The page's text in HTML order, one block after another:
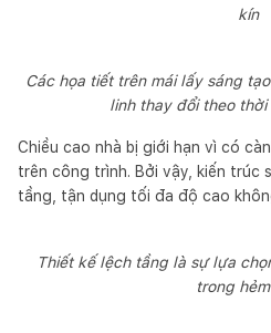
kín
Các họa tiết trên mái lấy sáng
linh thay đổi theo
Chiều cao nhà bị giới hạn vì có
trên công trình. Bởi vậy, kiến trúc
tầng, tận dụng tối đa độ cao
Thiết kế lệch tầng là sự lựa
trong